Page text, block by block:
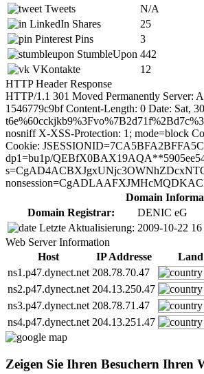
Tweets
N/A
LinkedIn Shares
25
Pinterest Pins
3
StumbleUpon 442
VKontakte
12
HTTP Header Response
HTTP/1.1 301 Moved Permanently Server:
1546779c9bf Content-Length: 0 Date:
nosniff X-XSS-Protection: 1; mode=block
Cookie:
dp1=bu1p/
Domain
Domain Registrar:
DENIC eG
Letzte Aktualisierung: 2009-10-22
Web Server Information
Host
IP Addresse
Land
ns1.p47.dynect.net 208.78.70.47
ns2.p47.dynect.net 204.13.250.47
ns3.p47.dynect.net 208.78.71.47
ns4.p47.dynect.net 204.13.251.47
Zeigen Sie Ihren Besuchern Ihren